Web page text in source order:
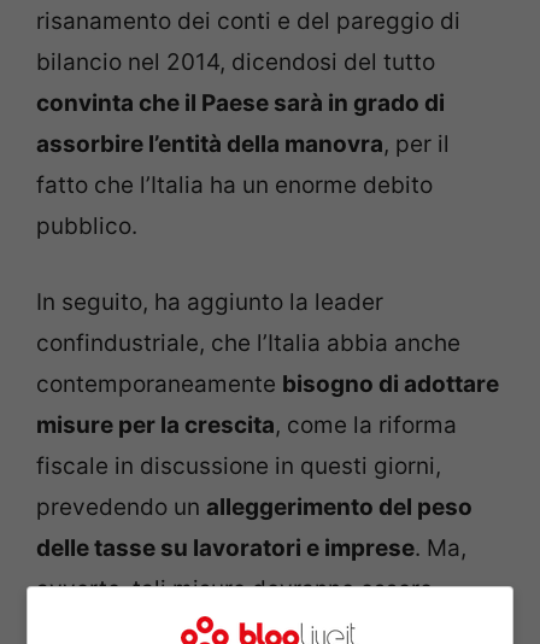
risanamento dei conti e del pareggio di
bilancio nel 2014, dicendosi del tutto
convinta che il Paese sarà in grado di
assorbire l’entità della manovra, per il
fatto che l’Italia ha un enorme debito
pubblico.
In seguito, ha aggiunto la leader
confindustriale, che l’Italia abbia anche
contemporaneamente bisogno di adottare
misure per la crescita, come la riforma
fiscale in discussione in questi giorni,
prevedendo un alleggerimento del peso
delle tasse su lavoratori e imprese. Ma,
avverte, tali misure dovranno essere
assunte a parità di pressione fiscale, nel